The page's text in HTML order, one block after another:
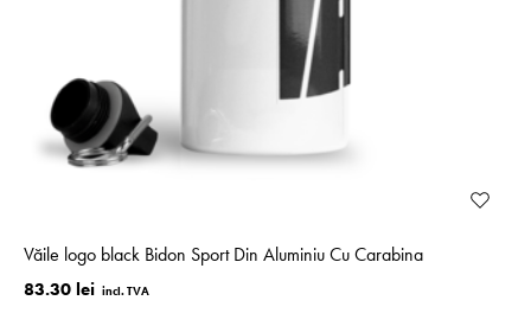
Văile logo black Bidon Sport Din Aluminiu Cu Carabina
83.30 lei